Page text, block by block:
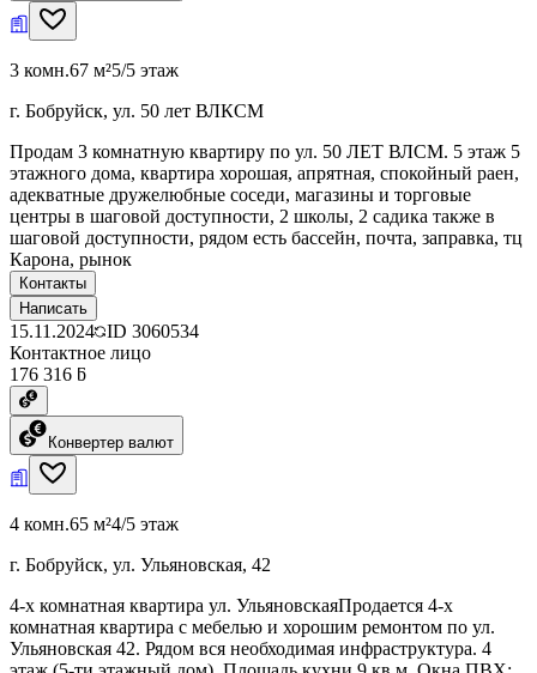
3 комн.67 м²5/5 этаж
г. Бобруйск, ул. 50 лет ВЛКСМ
Продам 3 комнатную квартиру по ул. 50 ЛЕТ ВЛСМ. 5 этаж 5
этажного дома, квартира хорошая, апрятная, спокойный раен,
адекватные дружелюбные соседи, магазины и торговые
центры в шаговой доступности, 2 школы, 2 садика также в
шаговой доступности, рядом есть бассейн, почта, заправка, тц
Карона, рынок
Контакты
Написать
15.11.2024 ID 3060534
Контактное лицо
176 316 ƃ
Конвертер валют
4 комн.65 м²4/5 этаж
г. Бобруйск, ул. Ульяновская, 42
4-х комнатная квартира ул. УльяновскаяПродается 4-х
комнатная квартира с мебелью и хорошим ремонтом по ул.
Ульяновская 42. Рядом вся необходимая инфраструктура. 4